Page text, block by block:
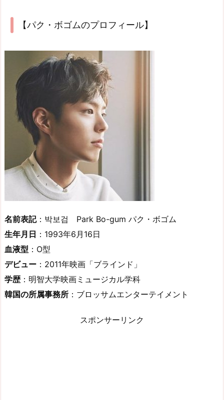
【パク・ボゴムのプロフィール】
名前表記：박보검 Park Bo-gum パク・ボゴム
生年月日 ：1993年6月16日
血液型 ：O型
デビュー ：2011年映画「ブラインド」
学歴：明智大学映画ミュージカル学科
韓国の所属事務所 ：ブロッサムエンターテイメント
スポンサーリンク